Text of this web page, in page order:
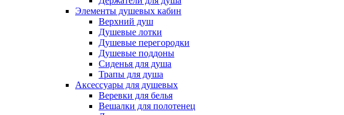
Элементы душевых кабин
Верхний душ
Душевые лотки
Душевые перегородки
Душевые поддоны
Сиденья для душа
Трапы для душа
Аксессуары для душевых
Веревки для белья
Вешалки для полотенец